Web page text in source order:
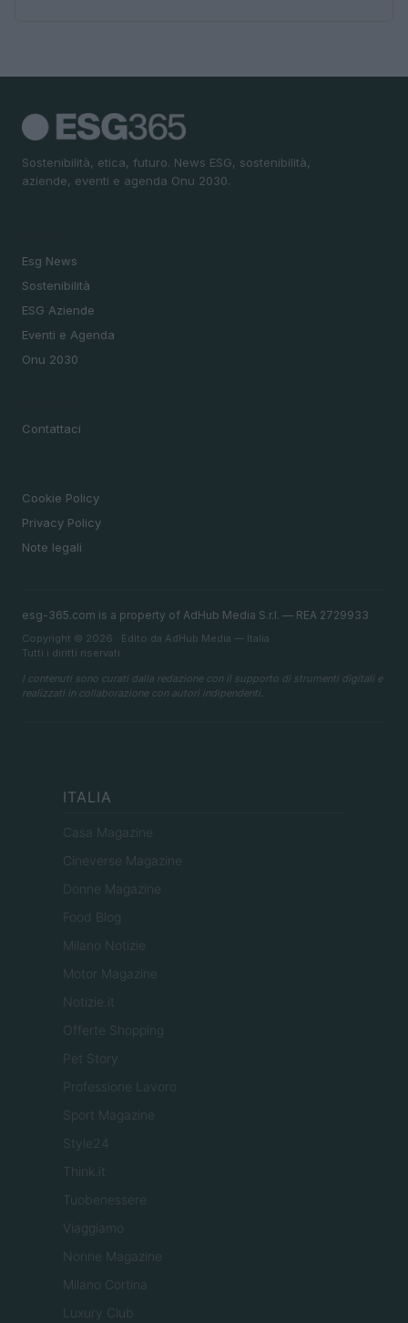
Sostenibilità, etica, futuro. News ESG, sostenibilità,
aziende, eventi e agenda Onu 2030.
Esg News
Sostenibilità
ESG Aziende
Eventi e Agenda
Onu 2030
Contattaci
Cookie Policy
Privacy Policy
Note legali
esg-365.com is a property of AdHub Media S.r.l. — REA 2729933
Copyright © 2026 · Edito da AdHub Media — Italia
Tutti i diritti riservati
I contenuti sono curati dalla redazione con il supporto di strumenti digitali e
realizzati in collaborazione con autori indipendenti.
ITALIA
Casa Magazine
Cineverse Magazine
Donne Magazine
Food Blog
Milano Notizie
Motor Magazine
Notizie.it
Offerte Shopping
Pet Story
Professione Lavoro
Sport Magazine
Style24
Think.it
Tuobenessere
Viaggiamo
Nonne Magazine
Milano Cortina
Luxury Club